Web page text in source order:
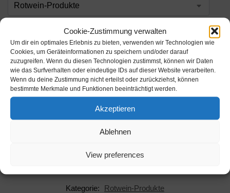
Cookie-Zustimmung verwalten
Um dir ein optimales Erlebnis zu bieten, verwenden wir Technologien wie
Cookies, um Geräteinformationen zu speichern und/oder darauf
zuzugreifen. Wenn du diesen Technologien zustimmst, können wir Daten
wie das Surfverhalten oder eindeutige IDs auf dieser Website verarbeiten.
Wenn du deine Zustimmung nicht erteilst oder zurückziehst, können
bestimmte Merkmale und Funktionen beeinträchtigt werden.
Akzeptieren
Ablehnen
View preferences
Werbung
Werbung
Kategorie:
Rotwein-Produkte